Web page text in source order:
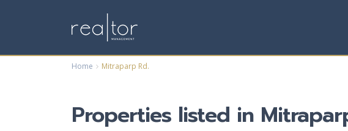
Home Mitraparp Rd.
Properties listed in